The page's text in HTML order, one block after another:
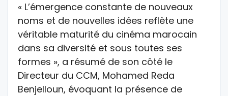
« L’émergence constante de nouveaux
noms et de nouvelles idées reflète une
véritable maturité du cinéma marocain
dans sa diversité et sous toutes ses
formes », a résumé de son côté le
Directeur du CCM, Mohamed Reda
Benjelloun, évoquant la présence de